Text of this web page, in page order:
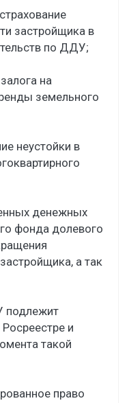
застройщика в
по ДДУ;
на
земельного
неустойки в
денежных
фонда долевого
а так
подлежит
и
такой
право